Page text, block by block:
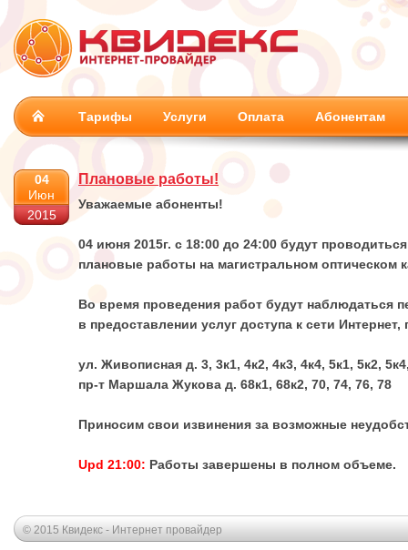
Тарифы Услуги Оплата Абонентам
04
Июн
2015
Плановые работы!
Уважаемые абоненты!
04 июня 2015г. с 18:00 до 24:00 будут проводиться
плановые работы на магистральном оптическом
Во время проведения работ будут наблюдаться
в предоставлении услуг доступа к сети
ул. Живописная д. 3, 3к1, 4к2, 4к3, 4к4, 5к1, 5к2,
пр-т Маршала Жукова д. 68к1, 68к2, 70, 74, 76, 78
Приносим свои извинения за возможные
Upd 21:00: Работы завершены в полном объеме.
© 2015 Квидекс - Интернет провайдер